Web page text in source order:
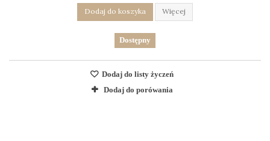
Dodaj do koszyka Więcej
Dostępny
Dodaj do listy życzeń
Dodaj do porówania